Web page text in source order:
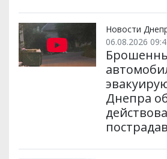
Новости
06.08.2026
Днепра